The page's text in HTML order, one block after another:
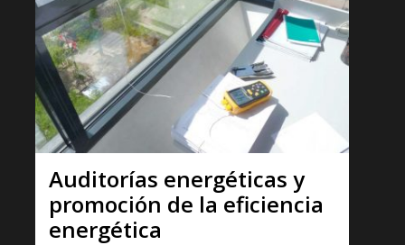
Auditorías energéticas y
promoción de la eficiencia
energética